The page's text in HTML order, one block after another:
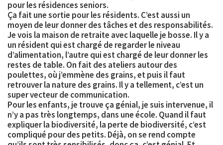
pour les résidences seniors.
Ça fait une sortie pour les résidents. C’est aussi un
moyen de leur donner des tâches et des responsabilités.
Je vois la maison de retraite avec laquelle je bosse. Il y a
un résident qui est chargé de regarder le niveau
d’alimentation, l’autre qui est chargé de leur donner les
restes de table. On fait des ateliers autour des
poulettes, où j’emmène des grains, et puis il faut
retrouver la nature des grains. Il y a tellement, c’est un
super vecteur de communication.
Pour les enfants, je trouve ça génial, je suis intervenue, il
n’y a pas très longtemps, dans une école. Quand il faut
expliquer la biodiversité, la perte de biodiversité, c’est
compliqué pour des petits. Déjà, on se rend compte